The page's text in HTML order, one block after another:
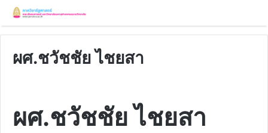
ผศ.ชวัชชัย ไชยสา
ผศ.ชวัชชัย ไชยสา